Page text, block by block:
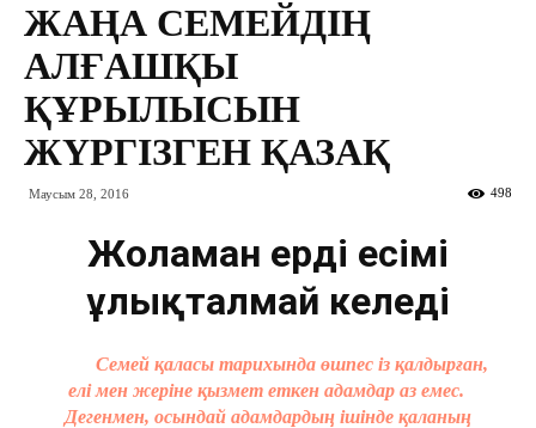
ЖАҢА СЕМЕЙДІҢ
АЛҒАШҚЫ
ҚҰРЫЛЫСЫН
ЖҮРГІЗГЕН ҚАЗАҚ
Маусым 28, 2016 498
Жоламан ердің есімі
ұлықталмай келеді
Семей қаласы тарихында өшпес із қалдырған,
елі мен жеріне қызмет еткен адамдар аз емес.
Дегенмен, осындай адамдардың ішінде қаланың